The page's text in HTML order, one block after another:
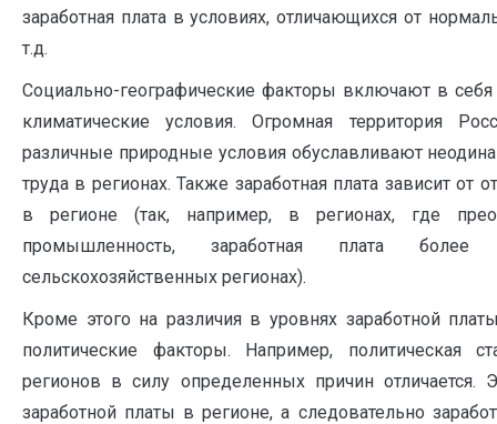
заработная плата в условиях, отличающихся от
т.д.
Социально-географические факторы включают в
климатические условия. Огромная территория
различные природные условия обуславливают
труда в регионах. Также заработная плата зависит от
в регионе (так, например, в регионах, где
промышленность, заработная плата
сельскохозяйственных регионах).
Кроме этого на различия в уровнях заработной
политические факторы. Например, политическая
регионов в силу определенных причин отличается.
заработной платы в регионе, а следовательно